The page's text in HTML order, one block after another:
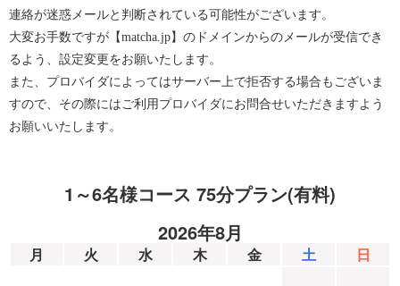
連絡が迷惑メールと判断されている可能性がございます。
大変お手数ですが【matcha.jp】のドメインからのメールが受信でき
るよう、設定変更をお願いたします。
また、プロバイダによってはサーバー上で拒否する場合もございま
すので、その際にはご利用プロバイダにお問合せいただきますよう
お願いいたします。
1～6名様コース 75分プラン(有料)
2026年8月
月 火 水 木 金 土 日